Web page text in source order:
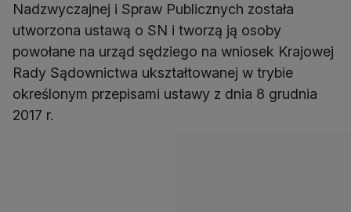
Nadzwyczajnej i Spraw Publicznych została
utworzona ustawą o SN i tworzą ją osoby
powołane na urząd sędziego na wniosek Krajowej
Rady Sądownictwa ukształtowanej w trybie
określonym przepisami ustawy z dnia 8 grudnia
2017 r.